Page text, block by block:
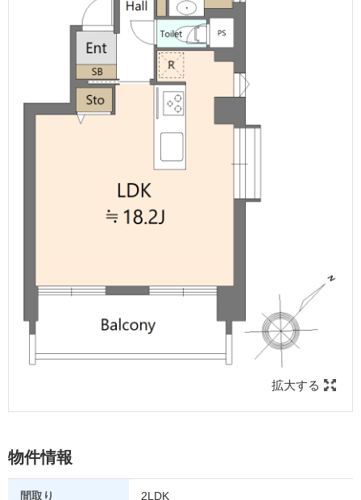
拡大する
物件情報
間取り 2LDK